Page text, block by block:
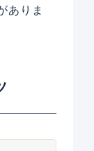
ありま